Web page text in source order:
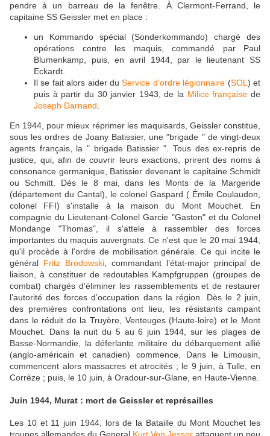
pendre à un barreau de la fenêtre. À Clermont-Ferrand, le
capitaine SS Geissler met en place :
un Kommando spécial (Sonderkommando) chargé des
opérations contre les maquis, commandé par Paul
Blumenkamp, puis, en avril 1944, par le lieutenant SS
Eckardt.
Il se fait alors aider duService d’ordre légionnaire (SOL ) et
puis à partir du 30 janvier 1943, de la Milice française de
Joseph Darnand
En 1944, pour mieux réprimer les maquisards, Geissler constitue,
sous les ordres de Joany Batissier, une "brigade " de vingt-deux
agents français, la " brigade Batissier ". Tous des ex-repris de
justice, qui, afin de couvrir leurs exactions, prirent des noms à
consonance germanique, Batissier devenant le capitaine Schmidt
ou Schmitt. Dès le 8 mai, dans les Monts de la Margeride
(département du Cantal), le colonel Gaspard ( Émile Coulaudon,
colonel FFI) s'installe à la maison du Mont Mouchet. En
compagnie du Lieutenant-Colonel Garcie "Gaston" et du Colonel
Mondange "Thomas", il s'attele à rassembler des forces
importantes du maquis auvergnats. Ce n'est que le 20 mai 1944,
qu'il procède à l'ordre de mobilisation générale. Ce qui incite le
général Fritz Brodowski , commandant l’état-major principal de
liaison, à constituer de redoutables Kampfgruppen (groupes de
combat) chargés d'éliminer les rassemblements et de restaurer
l’autorité des forces d’occupation dans la région. Dès le 2 juin,
des premières confrontations ont lieu, les résistants campant
dans le réduit de la Truyère, Venteuges (Haute-loire) et le Mont
Mouchet. Dans la nuit du 5 au 6 juin 1944, sur les plages de
Basse-Normandie, la déferlante militaire du débarquement allié
(anglo-américain et canadien) commence. Dans le Limousin,
commencent alors massacres et atrocités ; le 9 juin, à Tulle, en
Corrèze ; puis, le 10 juin, à Oradour-sur-Glane, en Haute-Vienne.
Juin 1944, Murat : mort de Geissler et représailles
Les 10 et 11 juin 1944, lors de la Bataille du Mont Mouchet les